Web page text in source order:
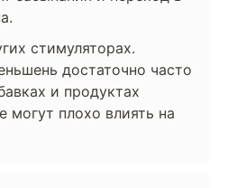
стимуляторах.
достаточно часто
и продуктах
могут плохо влиять на